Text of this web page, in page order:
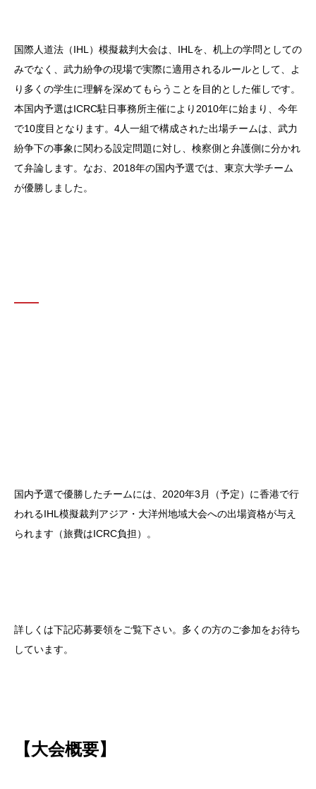
国際人道法（IHL）模擬裁判大会は、IHLを、机上の学問としての
みでなく、武力紛争の現場で実際に適用されるルールとして、よ
り多くの学生に理解を深めてもらうことを目的とした催しです。
本国内予選はICRC駐日事務所主催により2010年に始まり、今年
で10度目となります。4人一組で構成された出場チームは、武力
紛争下の事象に関わる設定問題に対し、検察側と弁護側に分かれ
て弁論します。なお、2018年の国内予選では、東京大学チーム
が優勝しました。
国内予選で優勝したチームには、2020年3月（予定）に香港で行
われるIHL模擬裁判アジア・大洋州地域大会への出場資格が与え
られます（旅費はICRC負担）。
詳しくは下記応募要領をご覧下さい。多くの方のご参加をお待ち
しています。
【大会概要】